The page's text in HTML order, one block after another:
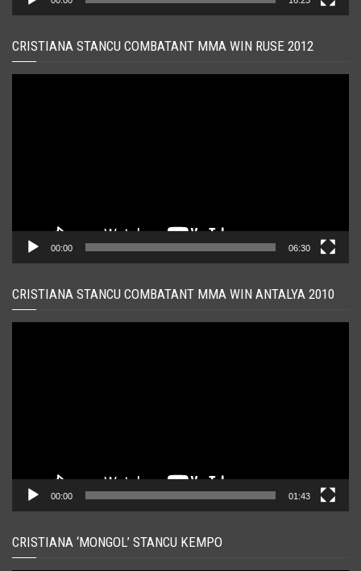
CRISTIANA STANCU COMBATANT MMA WIN RUSE 2012
00:00 06:30
CRISTIANA STANCU COMBATANT MMA WIN ANTALYA 2010
00:00 01:43
CRISTIANA ‘MONGOL’ STANCU KEMPO